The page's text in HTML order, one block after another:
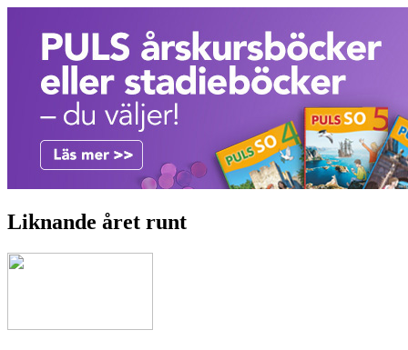
Liknande året runt